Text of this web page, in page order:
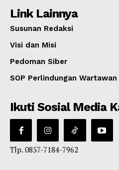
Link Lainnya
Susunan Redaksi
Visi dan Misi
Pedoman Siber
SOP Perlindungan Wartawan
Ikuti Sosial Media
Tlp. 0857-7184-7962